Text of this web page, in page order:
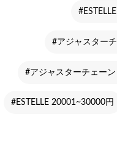
#アジャスター
#アジャスターチェーン
#ESTELLE 20001~30000円